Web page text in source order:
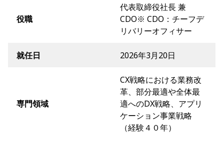
役職
代表取締役社長 兼
CDO※ CDO：チーフデ
リバリーオフィサー
就任日 2026年3月20日
専門領域
CX戦略における業務改
革、部分最適や全体最
適へのDX戦略、アプリ
ケーション事業戦略
（経験４０年）